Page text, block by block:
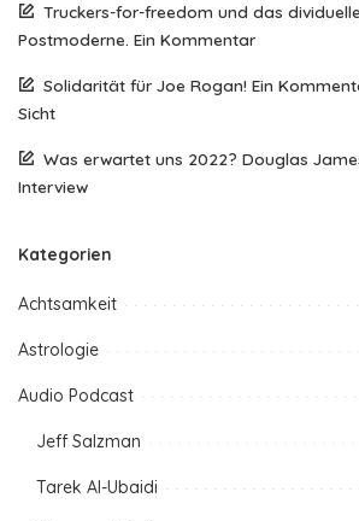
Truckers-for-freedom und das
Postmoderne. Ein Kommentar
Solidarität für Joe Rogan! Ein
Sicht
Was erwartet uns 2022? Douglas
Interview
Kategorien
Achtsamkeit
Astrologie
Audio Podcast
Jeff Salzman
Tarek Al-Ubaidi